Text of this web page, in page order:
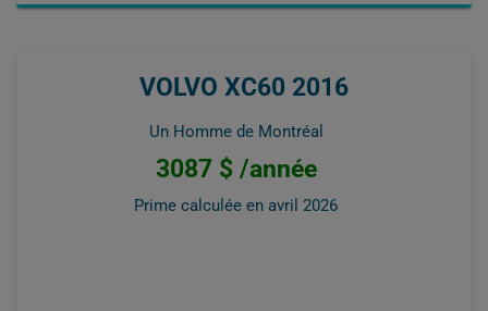
VOLVO XC60 2016
Un Homme de Montréal
3087 $ /année
Prime calculée en avril 2026